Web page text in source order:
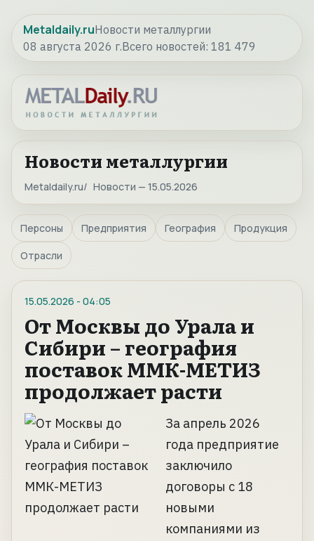
Metaldaily.ruНовости металлургии
08 августа 2026 г.Всего новостей: 181 479
Новости металлургии
Metaldaily.ru Новости — 15.05.2026
Персоны Предприятия География Продукция
Отрасли
15.05.2026 - 04:05
От Москвы до Урала и
Сибири – география
поставок ММК-МЕТИЗ
продолжает расти
За апрель 2026
года предприятие
заключило
договоры с 18
новыми
компаниями из